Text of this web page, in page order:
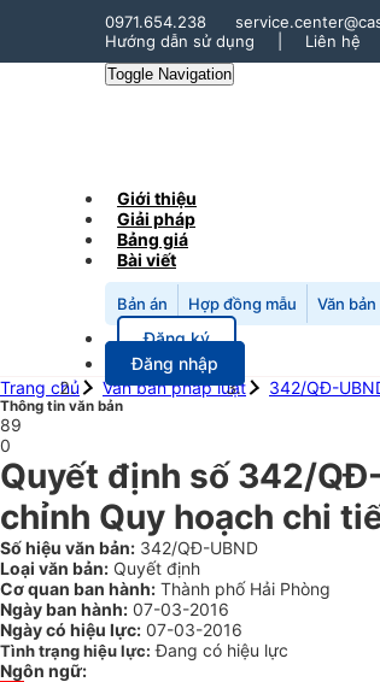
0971.654.238
Hướng dẫn sử dụng
Liên hệ
Toggle Navigation
Giới thiệu
Giải pháp
Bảng giá
Bài viết
Bản án Hợp đồng mẫu Văn
Đăng ký
Đăng nhập
Trang chủ
Văn bản pháp luật 342/QĐ-
Thông tin văn bản
89
0
Quyết định số 342/
chỉnh Quy hoạch chi
Số hiệu văn bản: 342/QĐ-UBND
Loại văn bản: Quyết định
Cơ quan ban hành: Thành phố Hải Phòng
Ngày ban hành: 07-03-2016
Ngày có hiệu lực: 07-03-2016
Tình trạng hiệu lực: Đang có hiệu lực
Ngôn ngữ: